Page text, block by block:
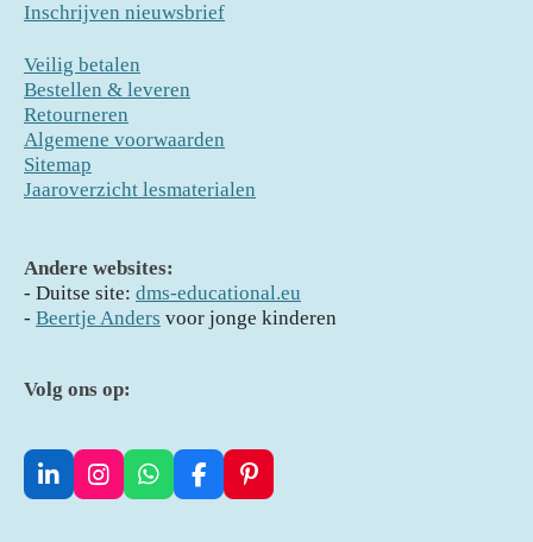
Inschrijven nieuwsbrief
Veilig betalen
Bestellen & leveren
Retourneren
Algemene voorwaarden
Sitemap
Jaaroverzicht lesmaterialen
Andere websites:
- Duitse site: dms-educational.eu
- Beertje Anders voor jonge kinderen
Volg ons op:
L
I
W
F
P